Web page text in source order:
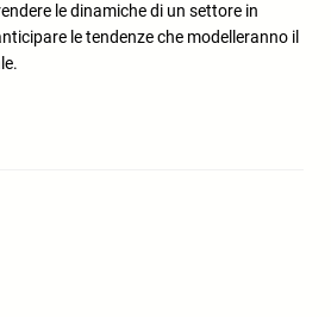
le dinamiche di un settore in
le tendenze che modelleranno il